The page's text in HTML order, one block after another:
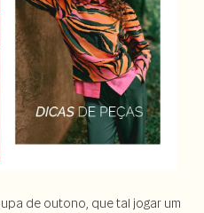
de outono, que tal jogar um